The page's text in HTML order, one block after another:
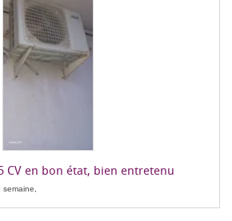
CV en bon état, bien entretenu